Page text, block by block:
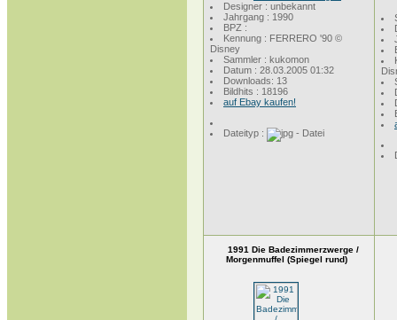
Designer : unbekannt
Jahrgang : 1990
BPZ :
Kennung : FERRERO '90 ©
Disney
Sammler : kukomon
Datum : 28.03.2005 01:32
Downloads: 13
Bildhits : 18196
auf Ebay kaufen!
Dateityp :
1991 Die Badezimmerzwerge /
Morgenmuffel (Spiegel rund)